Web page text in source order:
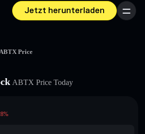
Jetzt herunterladen Menü
Price
ABTX Price Today
%